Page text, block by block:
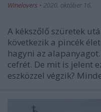
Winelovers • 2020. október 16.
A kékszőlő szüretek
következik a pincék
hagyni az
cefrét. De mit is jelent
eszközzel végzik?